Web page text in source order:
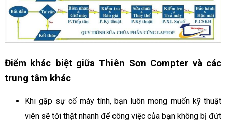
Điểm khác biệt giữa Thiên Sơn Compter và các
trung tâm khác
Khi gặp sự cố máy tính, bạn luôn mong muốn kỹ thuật
viên sẽ tới thật nhanh để công việc của bạn không bị đứt